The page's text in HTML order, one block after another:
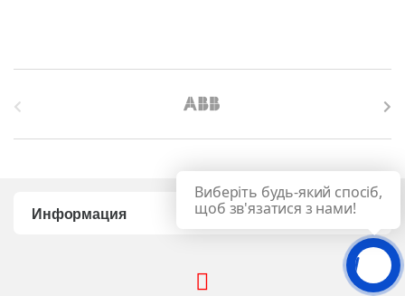
Информация
Связь
Виберіть будь-який спосіб,
щоб зв'язатися з нами!